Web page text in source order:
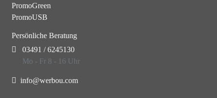
PromoGreen
PromoUSB
Persönliche Beratung
03491 / 6245130
Mo - Fr 8 - 16 Uhr
info@werbou.com